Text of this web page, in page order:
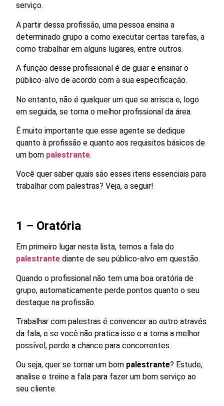
serviço.
A partir dessa profissão, uma pessoa ensina a
determinado grupo a como executar certas tarefas, a
como trabalhar em alguns lugares, entre outros.
A função desse profissional é de guiar e ensinar o
público-alvo de acordo com a sua especificação.
No entanto, não é qualquer um que se arrisca e, logo
em seguida, se torna o melhor profissional da área.
É muito importante que esse agente se dedique
quanto à profissão e quanto aos requisitos básicos de
um bom palestrante.
Você quer saber quais são esses itens essenciais para
trabalhar com palestras? Veja, a seguir!
1 – Oratória
Em primeiro lugar nesta lista, temos a fala do
palestrante diante de seu público-alvo em questão.
Quando o profissional não tem uma boa oratória de
grupo, automaticamente perde pontos quanto o seu
destaque na profissão.
Trabalhar com palestras é convencer ao outro através
da fala, e se você não pratica isso e a torna a melhor
possível, perde a chance para concorrentes.
Ou seja, quer se tornar um bom palestrante? Estude,
analise e treine a fala para fazer um bom serviço ao
seu cliente.